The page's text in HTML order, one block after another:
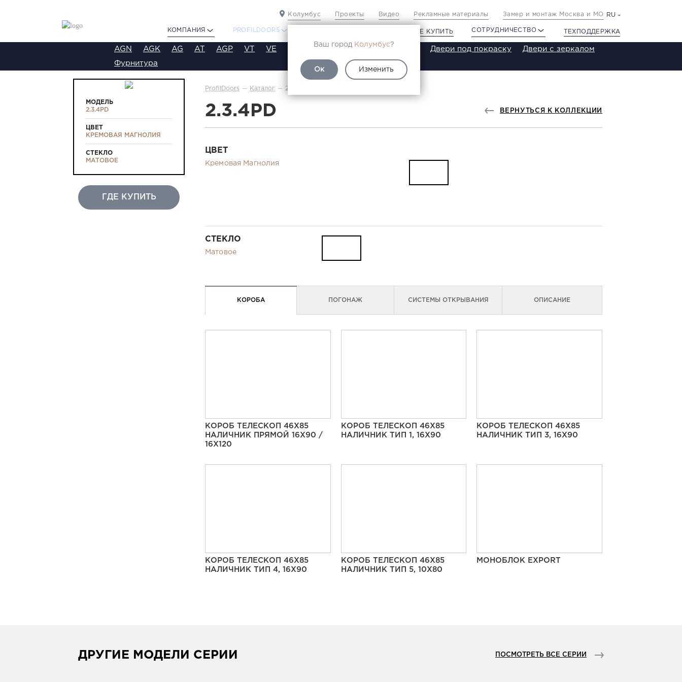
Колумбус
Ваш город Колумбус?
Ок Изменить
Проекты Видео Рекламные материалы Замер и монтаж Москва и МО RU
КОМПАНИЯ PROFILDOORS ГДЕ КУПИТЬ СОТРУДНИЧЕСТВО ТЕХПОДДЕРЖКА
AGN AGK AG AT AGP VT VE SA SE ST SW Двери под покраску Двери с зеркалом
Фурнитура
МОДЕЛЬ
2.3.4PD
ЦВЕТ
КРЕМОВАЯ МАГНОЛИЯ
СТЕКЛО
МАТОВОЕ
ГДЕ КУПИТЬ
ProfilDoors Каталог 2.3.4PD
2.3.4PD ВЕРНУТЬСЯ К КОЛЛЕКЦИИ
ЦВЕТ
Кремовая Магнолия
СТЕКЛО
Матовое
КОРОБА ПОГОНАЖ СИСТЕМЫ ОТКРЫВАНИЯ ОПИСАНИЕ
КОРОБ ТЕЛЕСКОП 46Х85
НАЛИЧНИК ПРЯМОЙ 16Х90 /
16Х120
КОРОБ ТЕЛЕСКОП 46Х85
НАЛИЧНИК ТИП 1, 16Х90
КОРОБ ТЕЛЕСКОП 46Х85
НАЛИЧНИК ТИП 3, 16Х90
КОРОБ ТЕЛЕСКОП 46Х85
НАЛИЧНИК ТИП 4, 16Х90
КОРОБ ТЕЛЕСКОП 46Х85
НАЛИЧНИК ТИП 5, 10Х80
МОНОБЛОК EXPORT
ДРУГИЕ МОДЕЛИ СЕРИИ ПОСМОТРЕТЬ ВСЕ СЕРИИ